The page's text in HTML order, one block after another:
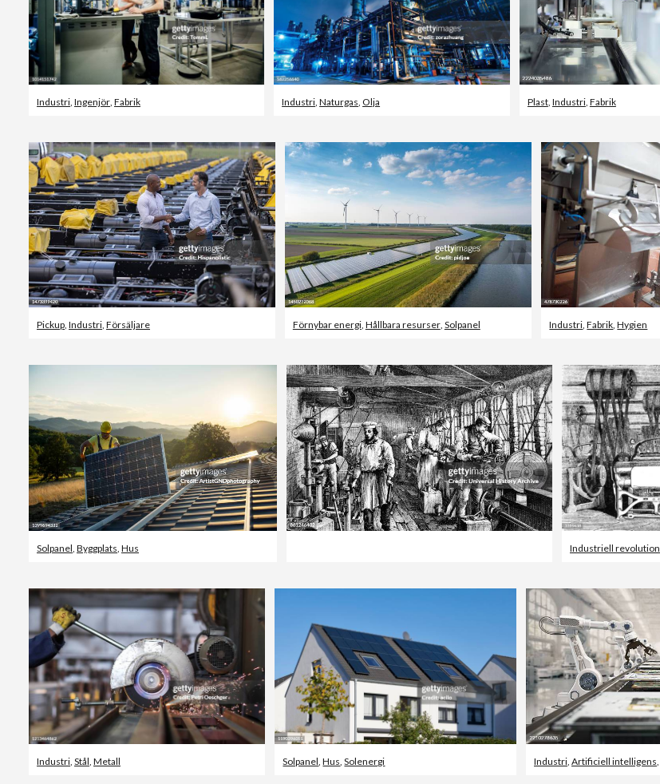
Industri, Ingenjör, Fabrik Industri,Naturgas, Olja Plast, Industri, Fabrik
Pickup Industri Försäljare Förnybar energi, Hållbara resurser, Solpanel Industri ,Fabrik ,Hygien
Solpanel Byggplats Hus Industriell revolution
Industri Stål Metall Solpanel ,Hus ,Solenergi Industri, Artificiell intelligens